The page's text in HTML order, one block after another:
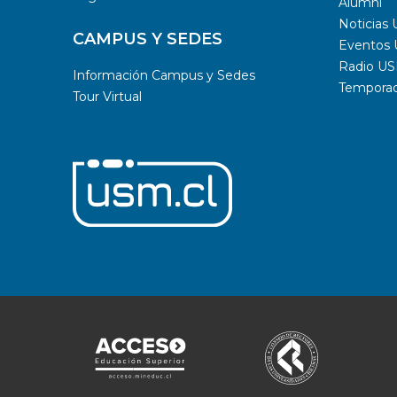
CAMPUS Y SEDES
Información Campus y Sedes
Tour Virtual
Noticias
Eventos
Radio